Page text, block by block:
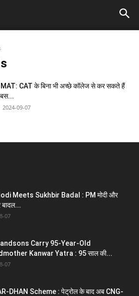
CAT के बिना भी अच्छे कॉलेज से कर सकते हैं
2024-09-07
Meets Sukhbir Badal : PM मोदी और
07
Carry 95-Year-Old
Kanwar Yatra : 95 साल की...
07
DHAN Scheme : पेट्रोल के बाद अब CNG-